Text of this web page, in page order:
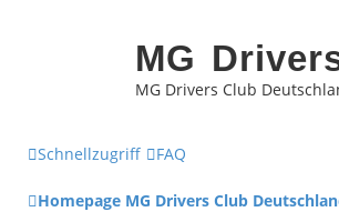
MG
MG Drivers Club
Schnellzugriff FAQ
Homepage MG Drivers Club